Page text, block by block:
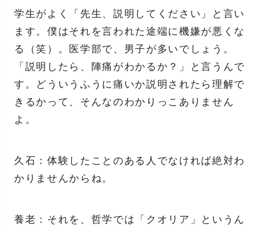
学生がよく「先生、説明してください」と言い
ます。僕はそれを言われた途端に機嫌が悪くな
る（笑）。医学部で、男子が多いでしょう。
「説明したら、陣痛がわかるか？」と言うんで
す。どういうふうに痛いか説明されたら理解で
きるかって、そんなのわかりっこありません
よ。
久石：体験したことのある人でなければ絶対わ
かりませんからね。
養老：それを、哲学では「クオリア」というん